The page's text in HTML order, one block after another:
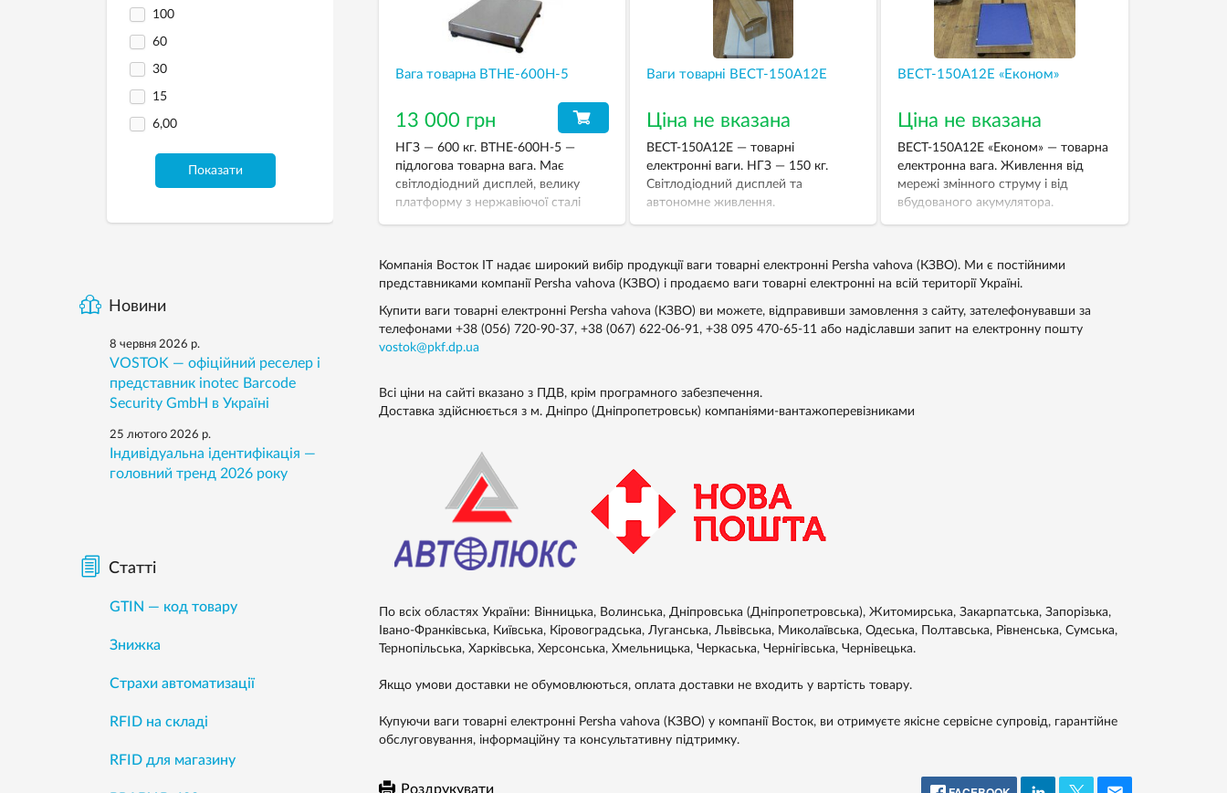
Вага товарна ВТНЕ-600Н-5
13 000 грн
НГЗ — 600 кг. ВТНЕ-600Н-5 —
підлогова товарна вага. Має
світлодіодний дисплей, велику
платформу з нержавіючої сталі
Ваги товарні ВЕСТ-150А12Е
Ціна не вказана
ВЕСТ-150А12Е — товарні
електронні ваги. НГЗ — 150 кг.
Світлодіодний дисплей та
автономне живлення.
ВЕСТ-150А12Е «Економ»
Ціна не вказана
ВЕСТ-150А12Е «Економ» — товарна
електронна вага. Живлення від
мережі змінного струму і від
вбудованого акумулятора.
Дискретність — 50 г.
Компанія Восток IT надає широкий вибір продукції ваги товарнi електроннi Persha vahova (КЗВО). Ми є постійними
представниками компанії Persha vahova (КЗВО) і продаємо ваги товарнi електроннi на всій території Україні.
Купити ваги товарнi електроннi Persha vahova (КЗВО) ви можете, відправивши замовлення з сайту, зателефонувавши за
телефонами +38 (056) 720-90-37, +38 (067) 622-06-91, +38 095 470-65-11або надіславши запит на електронну пошту
vostok@pkf.dp.ua
Всі ціни на сайті вказано з ПДВ, крім програмного забезпечення.
Доставка здійснюється з м. Дніпро (Дніпропетровськ) компаніями-вантажоперевізниками
По всіх областях України: Вінницька, Волинська, Дніпровська (Дніпропетровська), Житомирська, Закарпатська, Запорізька,
Івано-Франківська, Київська, Кіровоградська, Луганська, Львівська, Миколаївська, Одеська, Полтавська, Рівненська, Сумська,
Тернопільська, Харківська, Херсонська, Хмельницька, Черкаська, Чернігівська, Чернівецька.
Якщо умови доставки не обумовлюються, оплата доставки не входить у вартість товару.
Купуючи ваги товарнi електроннi Persha vahova (КЗВО) у компанії Восток, ви отримуєте якісне сервісне супровід, гарантійне
обслуговування, інформаційну та консультативну підтримку.
Роздрукувати
100
60
30
15
6,00
Показати
Новини
8 червня 2026 р.
VOSTOK — офіційний реселер і
представник inotec Barcode
Security GmbH в Україні
25 лютого 2026 р.
Індивідуальна ідентифікація —
головний тренд 2026 року
Статті
GTIN — код товару
Знижка
Страхи автоматизації
RFID на складі
RFID для магазину